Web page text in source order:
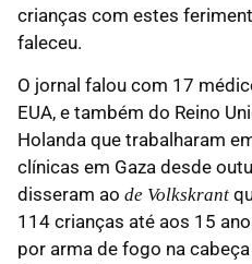
crianças com estes
faleceu.
O jornal falou com 17
EUA, e também do Reino
Holanda que trabalharam
clínicas em Gaza desde
disseram ao de Volkskrant
114 crianças até aos 15
por arma de fogo na